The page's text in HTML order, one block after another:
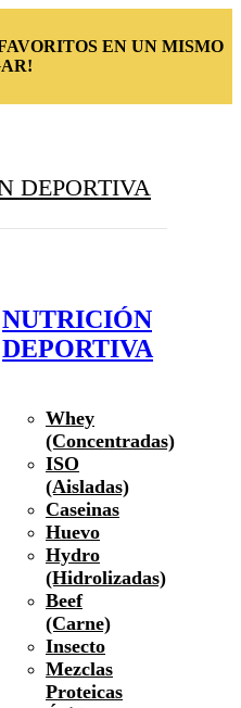
EN UN MISMO
DEPORTIVA
NUTRICIÓN
DEPORTIVA
Whey
(Concentradas)
ISO
(Aisladas)
Caseinas
Huevo
Hydro
(Hidrolizadas)
Beef
(Carne)
Insecto
Mezclas
Proteicas